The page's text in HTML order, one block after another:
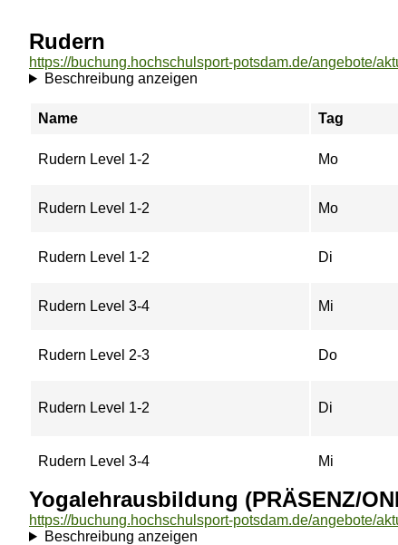
Rudern
Beschreibung anzeigen
Name Tag
Rudern Level 1-2 Mo
Rudern Level 1-2 Mo
Rudern Level 1-2 Di
Rudern Level 3-4 Mi
Rudern Level 2-3 Do
Rudern Level 1-2 Di
Rudern Level 3-4 Mi
Yogalehrausbildung (PRÄSENZ/
Beschreibung anzeigen